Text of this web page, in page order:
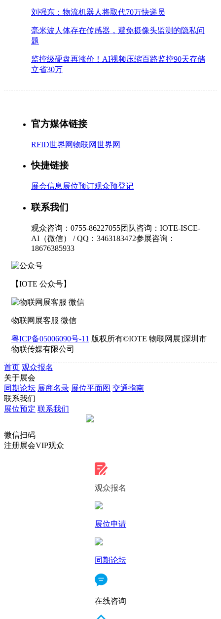
刘强东：物流机器人将取代70万快递员
毫米波人体存在传感器，避免摄像头监测的隐私问
题
监控级硬盘再涨价！AI视频压缩百路监控90天存储
立省30万
官方媒体链接
RFID世界网物联网世界网
快捷链接
展会信息 展位预订观众预登记
联系我们
观众咨询：0755-86227055团队咨询：IOTE-ISCE-
AI（微信） / QQ：3463183472参展咨询：
18676385933
【IOTE 公众号】
物联网展客服 微信
粤ICP备05006090号-11 版权所有©IOTE 物联网展]深圳市
物联传媒有限公司
首页 观众报名
关于展会
同期论坛 展商名录 展位平面图 交通指南
联系我们
展位预定 联系我们
微信扫码
注册展会VIP观众
观众报名
展位申请
同期论坛
在线咨询